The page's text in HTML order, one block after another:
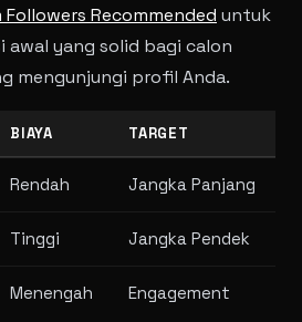
Recommended untuk
awal yang solid bagi calon
mengunjungi profil Anda.
BIAYA TARGET
Rendah Jangka Panjang
Tinggi Jangka Pendek
Menengah Engagement